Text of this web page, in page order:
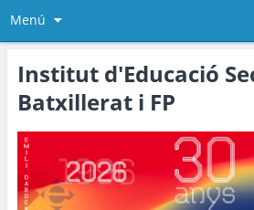
Menú
Institut d'Educació
Batxillerat i FP